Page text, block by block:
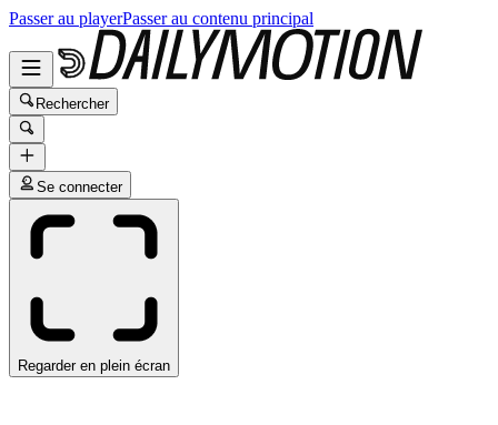
Passer au playerPasser au contenu principal
Rechercher
Se connecter
Regarder en plein écran